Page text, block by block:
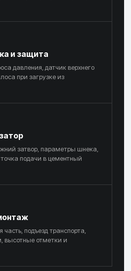
и защита
давления, датчик верхнего
при загрузке из
затвор, параметры шнека,
подачи в цементный
подъезд транспорта,
высотные отметки и